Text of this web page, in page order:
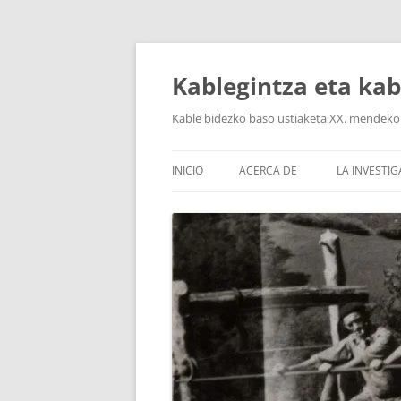
Saltar
contenido
Kablegintza eta
Kable bidezko baso ustiaketa XX.
INICIO ACERCA DE LA